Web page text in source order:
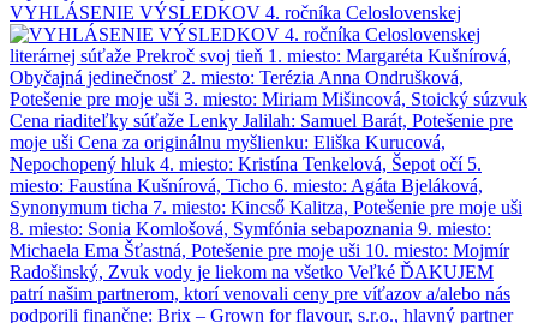
VYHLÁSENIE VÝSLEDKOV 4. ročníka Celoslovenskej